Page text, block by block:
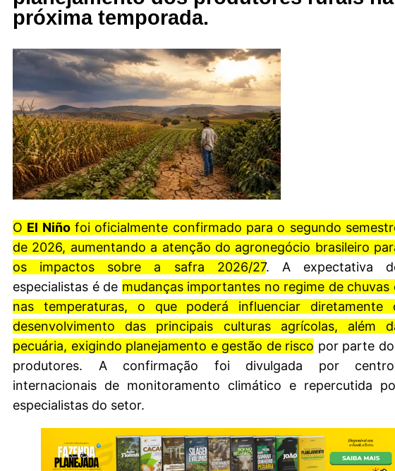
próxima temporada.
O El Niñofoi oficialmente confirmado para o segundo
de 2026, aumentando a atenção do agronegócio brasileiro
os impactos sobre a safra 2026/27. A expectativa
especialistas é de mudanças importantes no regime de chuvas
nas temperaturas, o que poderá influenciar diretamente
desenvolvimento das principais culturas agrícolas, além
pecuária, exigindo planejamento e gestão de risco por parte
produtores. A confirmação foi divulgada por
internacionais de monitoramento climático e repercutida
especialistas do setor.